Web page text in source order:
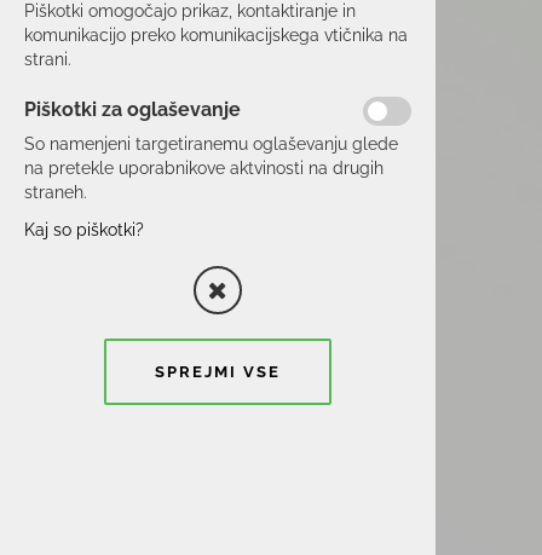
Piškotki omogočajo prikaz, kontaktiranje in
komunikacijo preko komunikacijskega vtičnika na
strani.
Piškotki za oglaševanje
So namenjeni targetiranemu oglaševanju glede
na pretekle uporabnikove aktvinosti na drugih
straneh.
Kaj so piškotki?
SPREJMI VSE